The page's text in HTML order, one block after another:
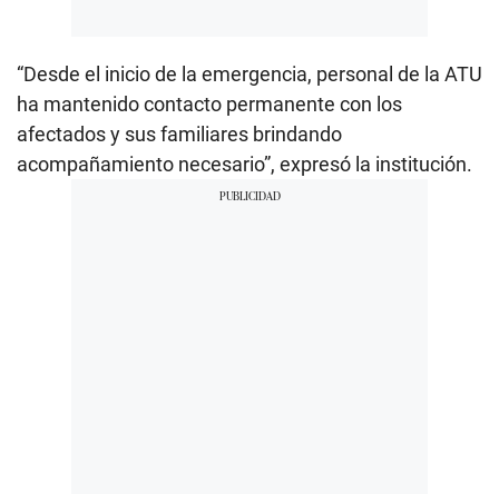
“Desde el inicio de la emergencia, personal de la ATU
ha mantenido contacto permanente con los
afectados y sus familiares brindando
acompañamiento necesario”, expresó la institución.